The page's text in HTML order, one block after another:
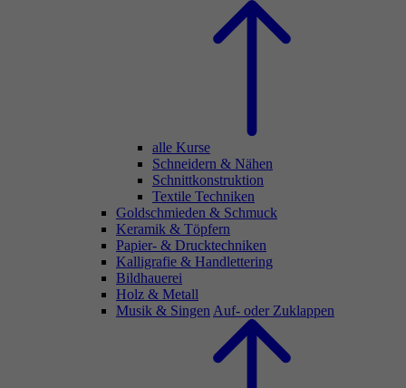
alle Kurse
Schneidern & Nähen
Schnittkonstruktion
Textile Techniken
Goldschmieden & Schmuck
Keramik & Töpfern
Papier- & Drucktechniken
Kalligrafie & Handlettering
Bildhauerei
Holz & Metall
Musik & Singen Auf- oder Zuklappen